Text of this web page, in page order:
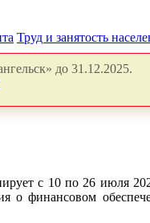
Труд и занятость
до 31.12.2025.
с 10 по 26 июля
о финансовом